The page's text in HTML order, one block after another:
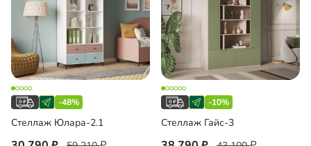
-48%
Стеллаж Юлара-2.1
-10%
Стеллаж Гайс-3